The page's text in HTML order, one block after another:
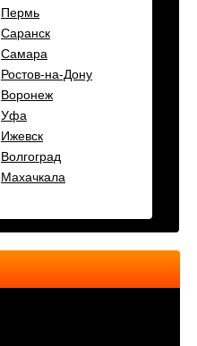
Пермь
Саранск
Самара
Ростов-на-Дону
Воронеж
Уфа
Ижевск
Волгоград
Махачкала